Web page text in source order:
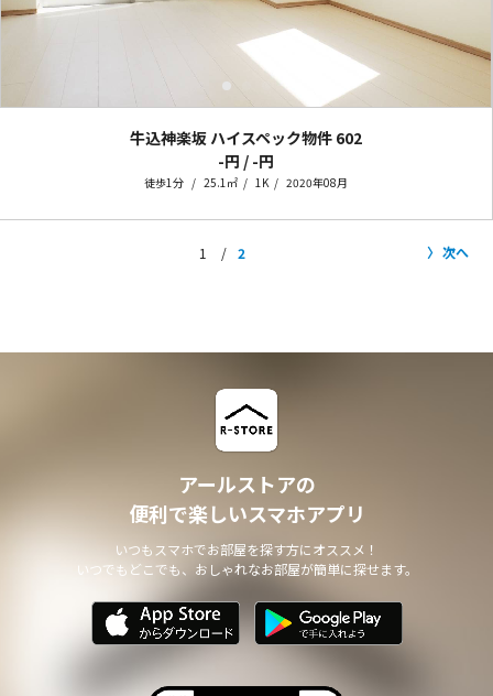
牛込神楽坂 ハイスペック物件 602
-円 / -円
徒歩1分 25.1㎡ 1K 2020年08月
1 2 次へ
アールストアの
便利で楽しいスマホアプリ
いつもスマホでお部屋を探す方にオススメ！
いつでもどこでも、おしゃれなお部屋が簡単に探せます。